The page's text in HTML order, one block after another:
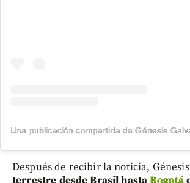
Después de recibir la noticia,